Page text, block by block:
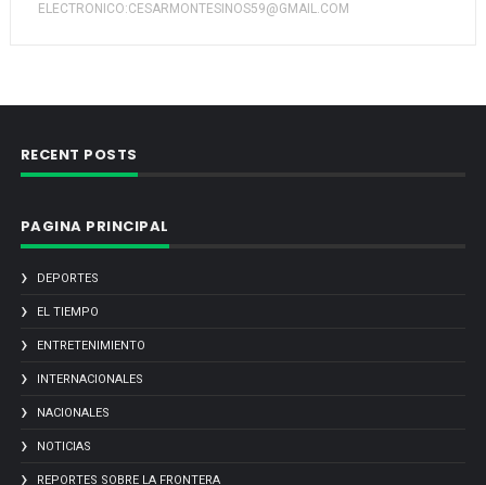
ELECTRONICO:CESARMONTESINOS59@GMAIL.COM
RECENT POSTS
PAGINA PRINCIPAL
DEPORTES
EL TIEMPO
ENTRETENIMIENTO
INTERNACIONALES
NACIONALES
NOTICIAS
REPORTES SOBRE LA FRONTERA